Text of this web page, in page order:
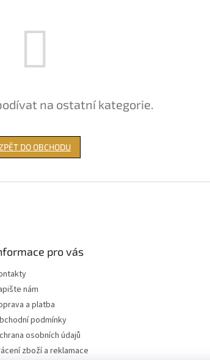
na ostatní kategorie.
DO OBCHODU
pro vás
nám
a platba
podmínky
osobních údajů
zboží a reklamace